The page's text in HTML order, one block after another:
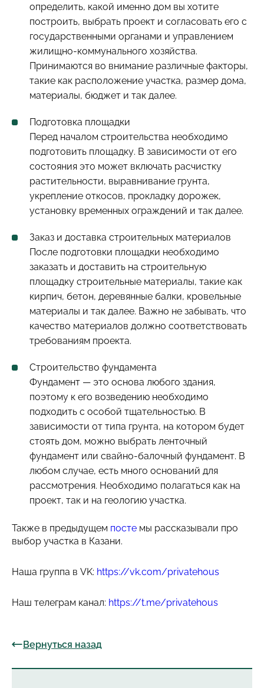
определить, какой именно дом вы хотите
построить, выбрать проект и согласовать его с
государственными органами и управлением
жилищно-коммунального хозяйства.
Принимаются во внимание различные факторы,
такие как расположение участка, размер дома,
материалы, бюджет и так далее.
Подготовка площадки
Перед началом строительства необходимо
подготовить площадку. В зависимости от его
состояния это может включать расчистку
растительности, выравнивание грунта,
укрепление откосов, прокладку дорожек,
установку временных ограждений и так далее.
Заказ и доставка строительных материалов
После подготовки площадки необходимо
заказать и доставить на строительную
площадку строительные материалы, такие как
кирпич, бетон, деревянные балки, кровельные
материалы и так далее. Важно не забывать, что
качество материалов должно соответствовать
требованиям проекта.
Строительство фундамента
Фундамент — это основа любого здания,
поэтому к его возведению необходимо
подходить с особой тщательностью. В
зависимости от типа грунта, на котором будет
стоять дом, можно выбрать ленточный
фундамент или свайно-балочный фундамент. В
любом случае, есть много оснований для
рассмотрения. Необходимо полагаться как на
проект, так и на геологию участка.
Также в предыдущем посте мы рассказывали про
выбор участка в Казани.
Наша группа в VK: https://vk.com/privatehous
Наш телеграм канал: https://t.me/privatehous
Вернуться назад